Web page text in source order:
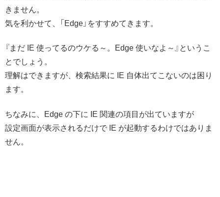
きません。
気を利かせて、「Edge」をすすめてきます。
『まだ IE 使ってるのウケる～。Edge 使いなよ～』というこ
とでしょう。
理解はできますが、検索結果に IE 自体出てこないのは困り
ます。
ちなみに、Edge の下に IE 関連の項目が出ていますが
設定画面が表示されるだけで IE が起動するわけではありま
せん。